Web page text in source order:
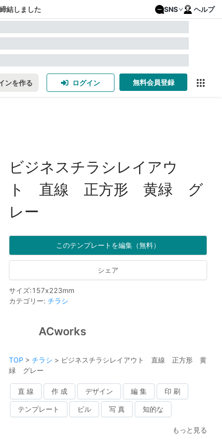
結しました SNS ヘルプ
ンを作る ログイン 無料会員登録
ビジネスチラシレイアウ
ト 直線 正方形 黄緑 グ
レー
このテンプレートを編集（無料）
シェア
サイズ:157x223mm
カテゴリー: チラシ
ACworks
TOP > チラシ > ビジネスチラシレイアウト 直線 正方形 黄
緑 グレー
直 線 作 成 デザイン 編 集 印 刷
テンプレート ビル 写 真 知的な
もっと見る